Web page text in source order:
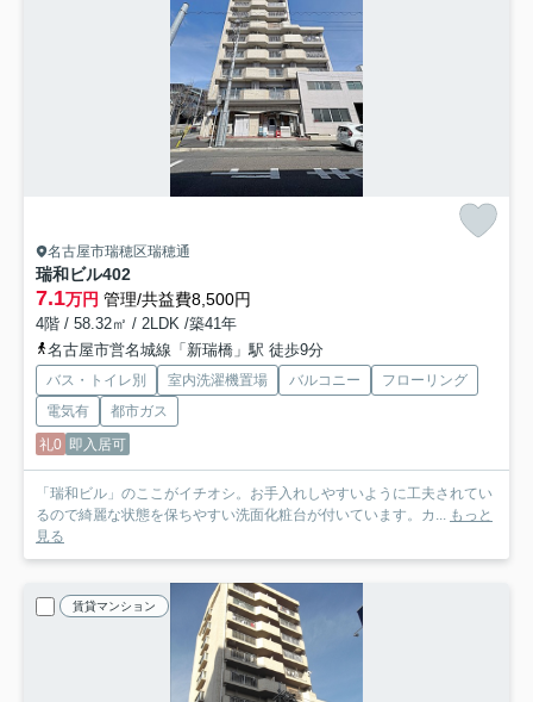
名古屋市瑞穂区瑞穂通
瑞和ビル402
7.1万円 管理/共益費8,500円
4階 / 58.32㎡ / 2LDK /築41年
名古屋市営名城線「新瑞橋」駅 徒歩9分
バス・トイレ別 室内洗濯機置場 バルコニー
フローリング
電気有
都市ガス
礼0 即入居可
「瑞和ビル」のここがイチオシ。お手入れしやすいように工夫されてい
るので綺麗な状態を保ちやすい洗面化粧台が付いています。カ... もっと
見る
賃貸マンション